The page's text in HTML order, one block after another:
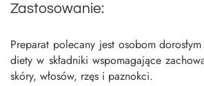
Zastosowanie:
Preparat polecany jest osobom
diety w składniki wspomagające
skóry, włosów, rzęs i paznokci.